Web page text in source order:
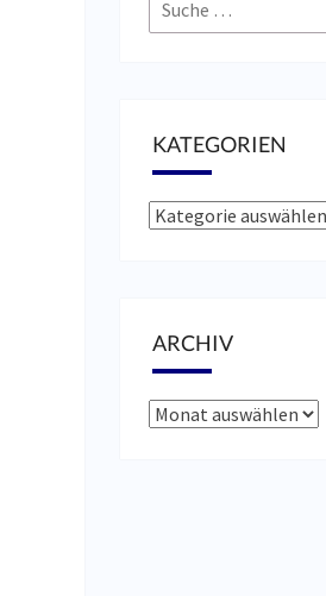
nach:
KATEGORIEN
Kategorien
ARCHIV
Archiv